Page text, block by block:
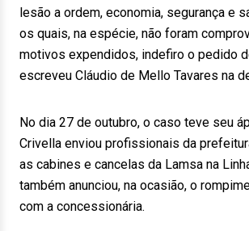
lesão a ordem, economia, segurança e
os quais, na espécie, não foram
motivos expendidos, indefiro o pedido
escreveu Cláudio de Mello Tavares na
No dia 27 de outubro, o caso teve seu
Crivella enviou profissionais da
as cabines e cancelas da Lamsa na
também anunciou, na ocasião, o
com a concessionária.